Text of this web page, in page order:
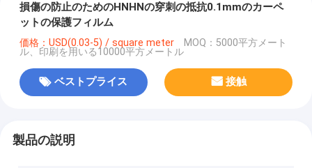
損傷の防止のためのHNHNの穿刺の抵抗0.1mmのカーペ
ットの保護フィルム
価格：USD(0.03-5) / square meter MOQ：5000平方メート
ル、印刷を用いる10000平方メートル
ベストプライス 接触
製品の説明